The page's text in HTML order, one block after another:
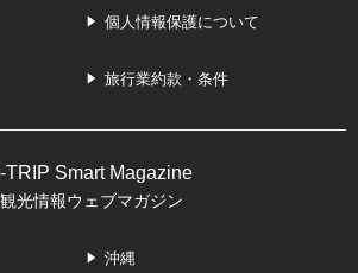
個人情報保護について
旅行業約款・条件
TRIP Smart Magazine
観光情報ウェブマガジン
沖縄